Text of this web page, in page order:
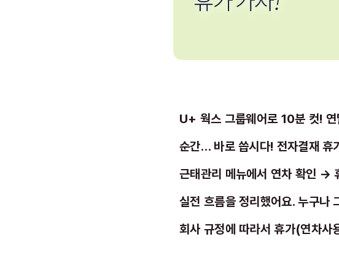
U+ 웍스 그룹웨어로 10분 컷!
순간… 바로 씁시다! 전자결재 휴
근태관리 메뉴에서 연차 확인 →
실전 흐름을 정리했어요. 누구나
회사 규정에 따라서 휴가(연차사